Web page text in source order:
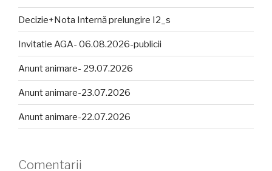
Decizie+Nota Internă prelungire I2_s
Invitatie AGA- 06.08.2026-publicii
Anunt animare- 29.07.2026
Anunt animare-23.07.2026
Anunt animare-22.07.2026
Comentarii